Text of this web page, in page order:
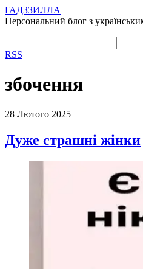
ГАДЗЗИЛЛА
Персональний блог з
RSS
збочення
28 Лютого 2025
Дуже страшні жінки